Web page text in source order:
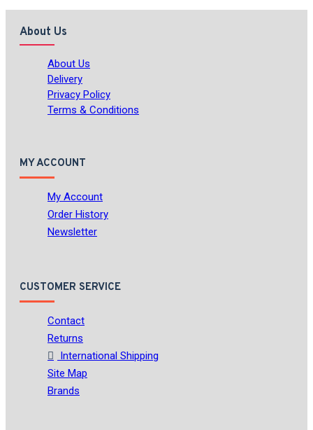
About Us
About Us
Delivery
Privacy Policy
Terms & Conditions
MY ACCOUNT
My Account
Order History
Newsletter
CUSTOMER SERVICE
Contact
Returns
International Shipping
Site Map
Brands